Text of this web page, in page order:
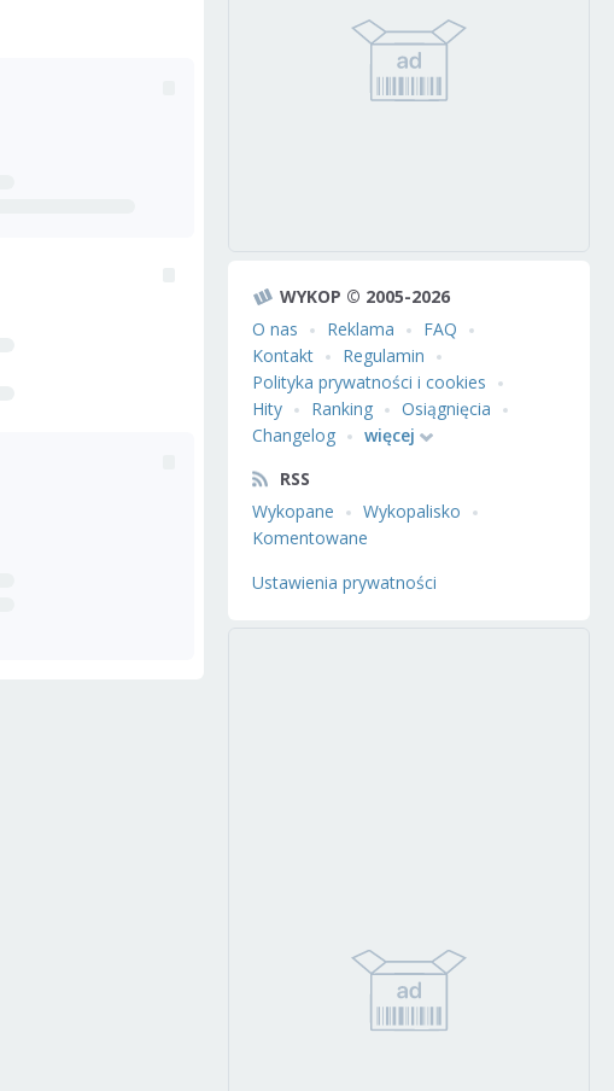
WYKOP © 2005-2026
O nas
Reklama
FAQ
Kontakt
Regulamin
Polityka prywatności i cookies
Hity
Ranking
Osiągnięcia
Changelog
więcej
RSS
Wykopane
Wykopalisko
Komentowane
Ustawienia prywatności